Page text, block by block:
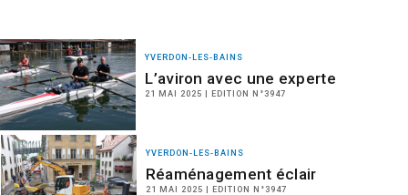
YVERDON-LES-BAINS
L’aviron avec une experte
21 MAI 2025 | EDITION N°3947
YVERDON-LES-BAINS
Réaménagement éclair
21 MAI 2025 | EDITION N°3947